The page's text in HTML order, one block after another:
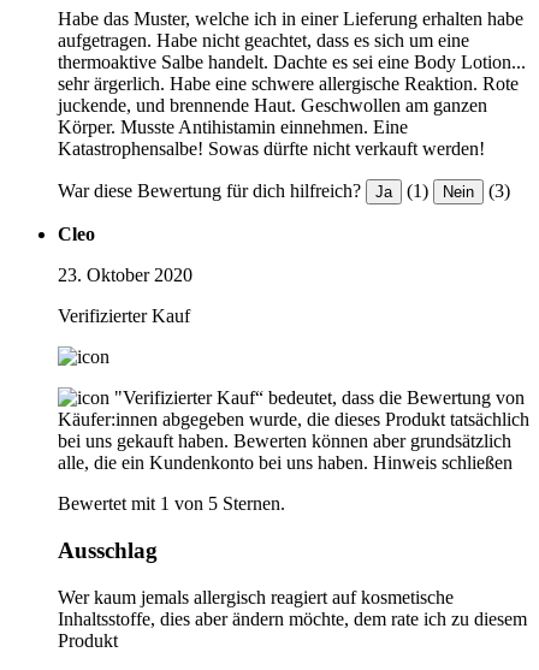
Habe das Muster, welche ich in einer Lieferung erhalten habe
aufgetragen. Habe nicht geachtet, dass es sich um eine
thermoaktive Salbe handelt. Dachte es sei eine Body Lotion...
sehr ärgerlich. Habe eine schwere allergische Reaktion. Rote
juckende, und brennende Haut. Geschwollen am ganzen
Körper. Musste Antihistamin einnehmen. Eine
Katastrophensalbe! Sowas dürfte nicht verkauft werden!
War diese Bewertung für dich hilfreich? Ja (1) Nein (3)
Cleo
23. Oktober 2020
Verifizierter Kauf
"Verifizierter Kauf“ bedeutet, dass die Bewertung von
Käufer:innen abgegeben wurde, die dieses Produkt tatsächlich
bei uns gekauft haben. Bewerten können aber grundsätzlich
alle, die ein Kundenkonto bei uns haben. Hinweis schließen
Bewertet mit 1 von 5 Sternen.
Ausschlag
Wer kaum jemals allergisch reagiert auf kosmetische
Inhaltsstoffe, dies aber ändern möchte, dem rate ich zu diesem
Produkt